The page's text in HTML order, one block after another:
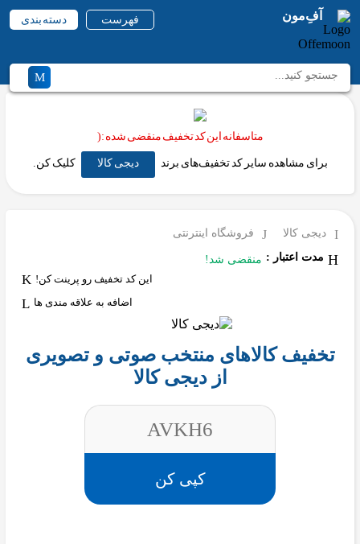
آفِ‌مون فهرست دسته بندی
متاسفانه این کد تخفیف منقضی شده :(
برای مشاهده سایر کد تخفیف‌های برند دیجی کالا کلیک کن.
دیجی کالا
فروشگاه اینترنتی
مدت اعتبار : منقضی شد!
این کد تخفیف رو پرینت کن!
اضافه به علاقه مندی ها
تخفیف کالاهای منتخب صوتی و تصویری
از دیجی کالا
AVKH6
کپی کن